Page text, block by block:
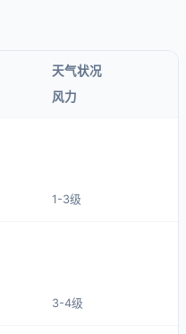
天气状况
风力
1-3级
3-4级